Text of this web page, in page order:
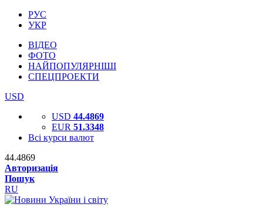
РУС
УКР
ВІДЕО
ФОТО
НАЙПОПУЛЯРНІШІ
СПЕЦПРОЕКТИ
USD
USD 44.4869
EUR 51.3348
Всі курси валют
44.4869
Авторизація
Пошук
RU